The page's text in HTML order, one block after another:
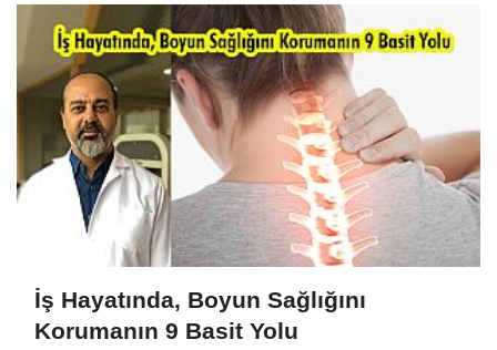
İş Hayatında, Boyun Sağlığını
Korumanın 9 Basit Yolu